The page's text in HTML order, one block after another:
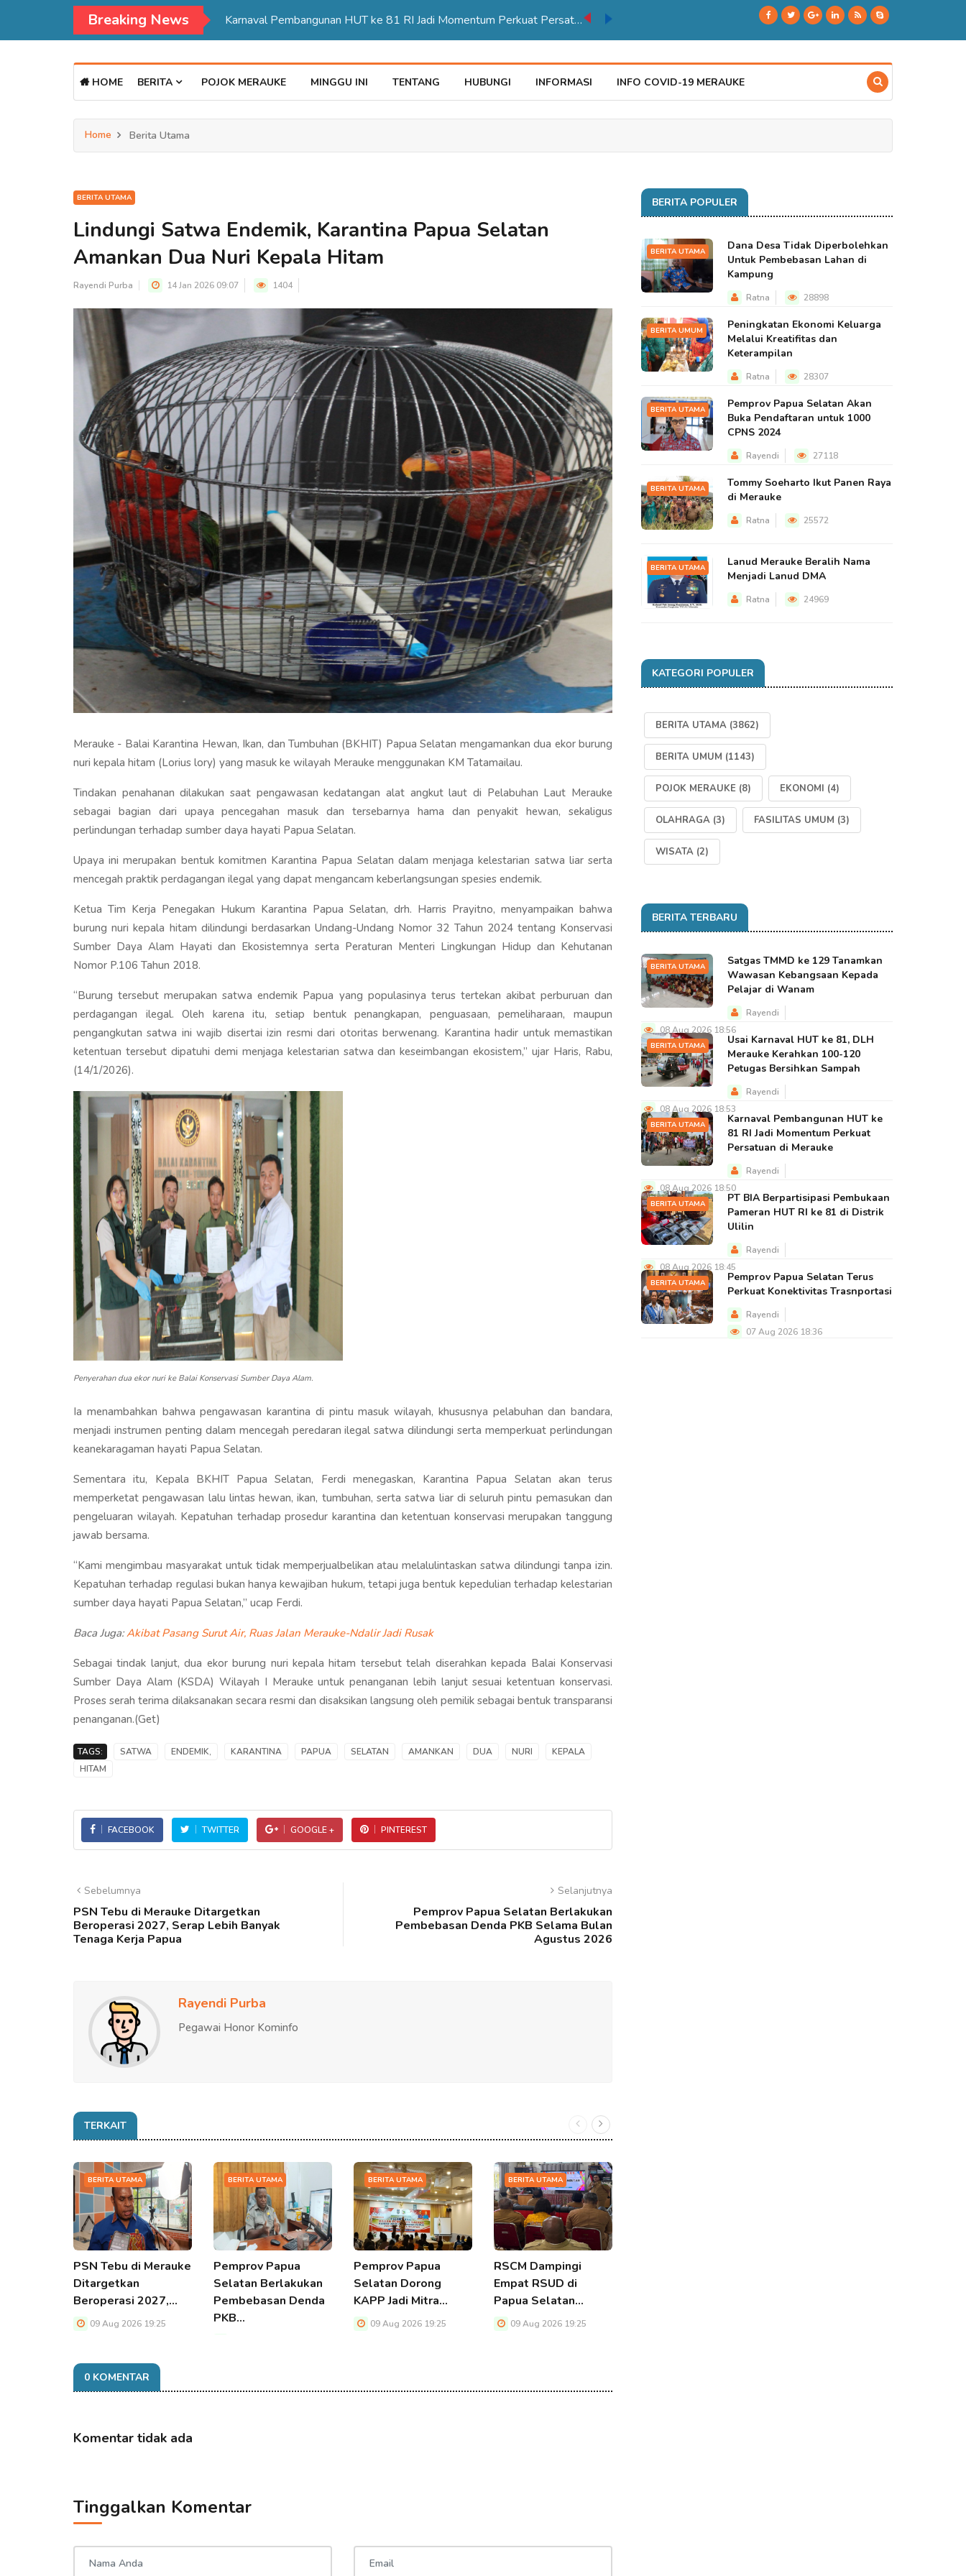
Breaking News Karnaval Pembangunan HUT ke 81 RI Jadi Momentum Perkuat Persatuan di Merauke
HOME BERITA POJOK MERAUKE MINGGU INI TENTANG HUBUNGI INFORMASI INFO COVID-19 MERAUKE
Home Berita Utama
BERITA UTAMA
Lindungi Satwa Endemik, Karantina Papua Selatan
Amankan Dua Nuri Kepala Hitam
Rayendi Purba 14 Jan 2026 09:07 1404
Merauke - Balai Karantina Hewan, Ikan, dan Tumbuhan (BKHIT) Papua Selatan mengamankan dua ekor burung
nuri kepala hitam (Lorius lory) yang masuk ke wilayah Merauke menggunakan KM Tatamailau.
Tindakan penahanan dilakukan saat pengawasan kedatangan alat angkut laut di Pelabuhan Laut Merauke
sebagai bagian dari upaya pencegahan masuk dan tersebarnya hama dan penyakit hewan, sekaligus
perlindungan terhadap sumber daya hayati Papua Selatan.
Upaya ini merupakan bentuk komitmen Karantina Papua Selatan dalam menjaga kelestarian satwa liar serta
mencegah praktik perdagangan ilegal yang dapat mengancam keberlangsungan spesies endemik.
Ketua Tim Kerja Penegakan Hukum Karantina Papua Selatan, drh. Harris Prayitno, menyampaikan bahwa
burung nuri kepala hitam dilindungi berdasarkan Undang-Undang Nomor 32 Tahun 2024 tentang Konservasi
Sumber Daya Alam Hayati dan Ekosistemnya serta Peraturan Menteri Lingkungan Hidup dan Kehutanan
Nomor P.106 Tahun 2018.
“Burung tersebut merupakan satwa endemik Papua yang populasinya terus tertekan akibat perburuan dan
perdagangan ilegal. Oleh karena itu, setiap bentuk penangkapan, penguasaan, pemeliharaan, maupun
pengangkutan satwa ini wajib disertai izin resmi dari otoritas berwenang. Karantina hadir untuk memastikan
ketentuan tersebut dipatuhi demi menjaga kelestarian satwa dan keseimbangan ekosistem,” ujar Haris, Rabu,
(14/1/2026).
Penyerahan dua ekor nuri ke Balai Konservasi Sumber Daya Alam.
Ia menambahkan bahwa pengawasan karantina di pintu masuk wilayah, khususnya pelabuhan dan bandara,
menjadi instrumen penting dalam mencegah peredaran ilegal satwa dilindungi serta memperkuat perlindungan
keanekaragaman hayati Papua Selatan.
Sementara itu, Kepala BKHIT Papua Selatan, Ferdi menegaskan, Karantina Papua Selatan akan terus
memperketat pengawasan lalu lintas hewan, ikan, tumbuhan, serta satwa liar di seluruh pintu pemasukan dan
pengeluaran wilayah. Kepatuhan terhadap prosedur karantina dan ketentuan konservasi merupakan tanggung
jawab bersama.
“Kami mengimbau masyarakat untuk tidak memperjualbelikan atau melalulintaskan satwa dilindungi tanpa izin.
Kepatuhan terhadap regulasi bukan hanya kewajiban hukum, tetapi juga bentuk kepedulian terhadap kelestarian
sumber daya hayati Papua Selatan,” ucap Ferdi.
Baca Juga:Akibat Pasang Surut Air, Ruas Jalan Merauke-Ndalir Jadi Rusak
Sebagai tindak lanjut, dua ekor burung nuri kepala hitam tersebut telah diserahkan kepada Balai Konservasi
Sumber Daya Alam (KSDA) Wilayah I Merauke untuk penanganan lebih lanjut sesuai ketentuan konservasi.
Proses serah terima dilaksanakan secara resmi dan disaksikan langsung oleh pemilik sebagai bentuk transparansi
penanganan.(Get)
TAGS: SATWA ENDEMIK, KARANTINA PAPUA SELATAN AMANKAN DUA NURI
KEPALA
HITAM
FACEBOOK TWITTER GOOGLE + PINTEREST
Sebelumnya
PSN Tebu di Merauke Ditargetkan
Beroperasi 2027, Serap Lebih Banyak
Tenaga Kerja Papua
Selanjutnya
Pemprov Papua Selatan Berlakukan
Pembebasan Denda PKB Selama Bulan
Agustus 2026
Rayendi Purba
Pegawai Honor Kominfo
TERKAIT
BERITA UTAMA
PSN Tebu di Merauke
Ditargetkan
Beroperasi 2027,…
09 Aug 2026 19:25
BERITA UTAMA
Pemprov Papua
Selatan Berlakukan
Pembebasan Denda
PKB…
BERITA UTAMA
Pemprov Papua
Selatan Dorong
KAPP Jadi Mitra…
09 Aug 2026 19:25
BERITA UTAMA
RSCM Dampingi
Empat RSUD di
Papua Selatan…
09 Aug 2026 19:25
0 KOMENTAR
Komentar tidak ada
Tinggalkan Komentar
BERITA POPULER
BERITA UTAMA
Dana Desa Tidak Diperbolehkan
Untuk Pembebasan Lahan di
Kampung
Ratna 28898
BERITA UMUM
Peningkatan Ekonomi Keluarga
Melalui Kreatifitas dan
Keterampilan
Ratna 28307
BERITA UTAMA
Pemprov Papua Selatan Akan
Buka Pendaftaran untuk 1000
CPNS 2024
Rayendi 27118
BERITA UTAMA
Tommy Soeharto Ikut Panen Raya
di Merauke
Ratna 25572
BERITA UTAMA
Lanud Merauke Beralih Nama
Menjadi Lanud DMA
Ratna 24969
KATEGORI POPULER
BERITA UTAMA (3862)
BERITA UMUM (1143)
POJOK MERAUKE (8) EKONOMI (4)
OLAHRAGA (3) FASILITAS UMUM (3)
WISATA (2)
BERITA TERBARU
BERITA UTAMA
Satgas TMMD ke 129 Tanamkan
Wawasan Kebangsaan Kepada
Pelajar di Wanam
Rayendi
08 Aug 2026 18:56
BERITA UTAMA
Usai Karnaval HUT ke 81, DLH
Merauke Kerahkan 100-120
Petugas Bersihkan Sampah
Rayendi
08 Aug 2026 18:53
BERITA UTAMA
Karnaval Pembangunan HUT ke
81 RI Jadi Momentum Perkuat
Persatuan di Merauke
Rayendi
08 Aug 2026 18:50
BERITA UTAMA
PT BIA Berpartisipasi Pembukaan
Pameran HUT RI ke 81 di Distrik
Ulilin
Rayendi
08 Aug 2026 18:45
BERITA UTAMA
Pemprov Papua Selatan Terus
Perkuat Konektivitas Trasnportasi
Rayendi
07 Aug 2026 18:36